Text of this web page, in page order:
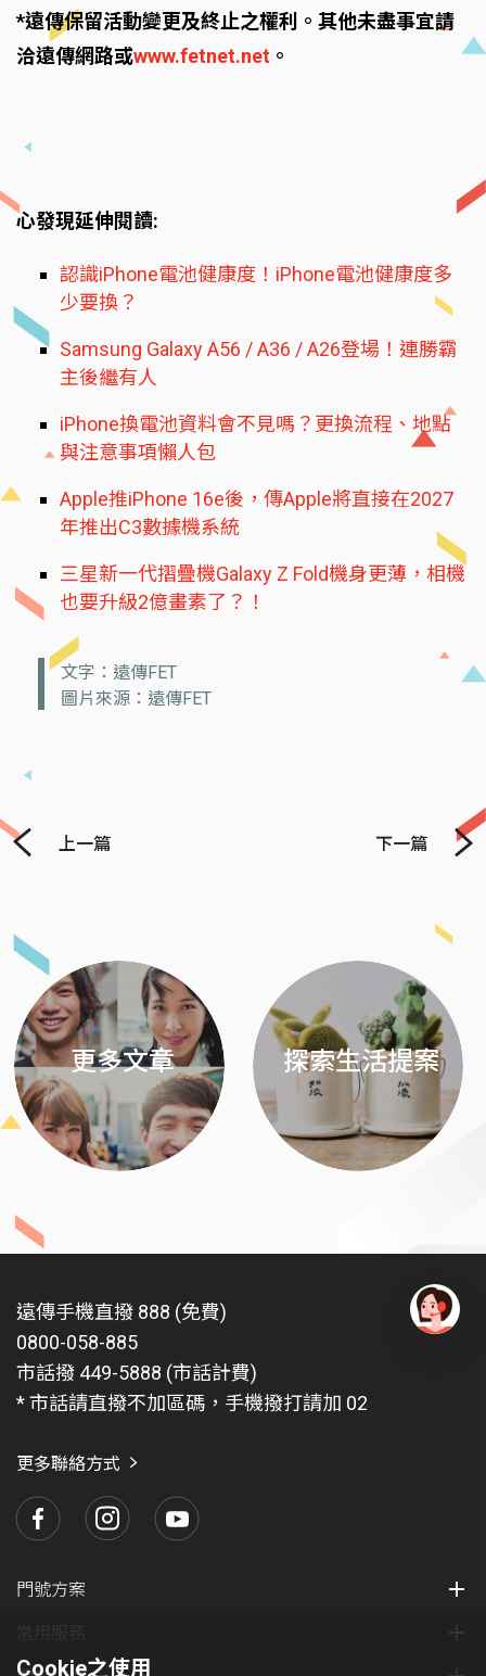
*遠傳保留活動變更及終止之權利。其他未盡事宜請
洽遠傳網路或www.fetnet.net 。
心發現延伸閱讀:
認識iPhone電池健康度！iPhone電池健康度多
少要換？
Samsung Galaxy A56 / A36 / A26登場！連勝霸
主後繼有人
iPhone換電池資料會不見嗎？更換流程、地點
與注意事項懶人包
Apple推iPhone 16e後，傳Apple將直接在2027
年推出C3數據機系統
三星新一代摺疊機Galaxy Z Fold機身更薄，相機
也要升級2億畫素了？！
文字：遠傳FET
圖片來源：遠傳FET
上一篇 下一篇
更多文章 探索生活提案
遠傳手機直撥 888 (免費)
0800-058-885
市話撥 449-5888 (市話計費)
* 市話請直撥不加區碼，手機撥打請加 02
更多聯絡方式
門號方案
Cookie之使用